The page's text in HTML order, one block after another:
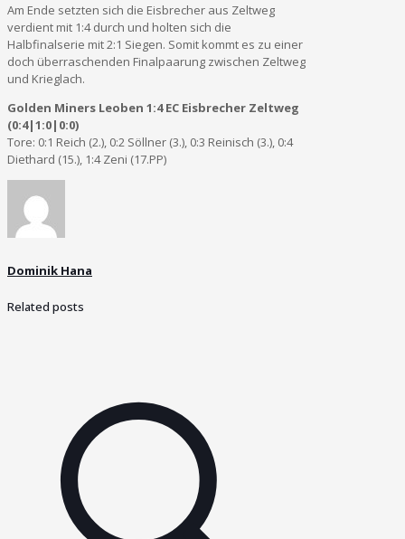
Am Ende setzten sich die Eisbrecher aus Zeltweg
verdient mit 1:4 durch und holten sich die
Halbfinalserie mit 2:1 Siegen. Somit kommt es zu einer
doch überraschenden Finalpaarung zwischen Zeltweg
und Krieglach.
Golden Miners Leoben 1:4 EC Eisbrecher Zeltweg
(0:4|1:0|0:0)
Tore: 0:1 Reich (2.), 0:2 Söllner (3.), 0:3 Reinisch (3.), 0:4
Diethard (15.), 1:4 Zeni (17.PP)
Dominik Hana
Related posts